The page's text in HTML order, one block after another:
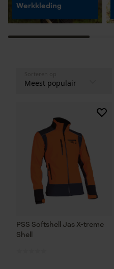
Werkkleding
PSS Softshell Jas X-treme
Shell